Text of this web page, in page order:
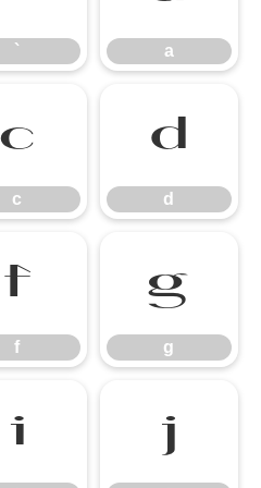
` a
c
c
d
d
f
f
g
g
i j